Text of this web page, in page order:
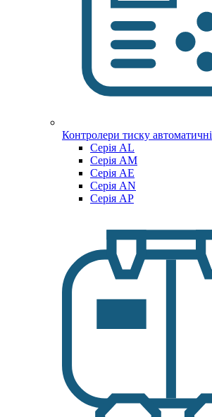
Контролери тиску автоматичні
Cерія AL
Cерія AM
Серія AE
Серія AN
Серія AP